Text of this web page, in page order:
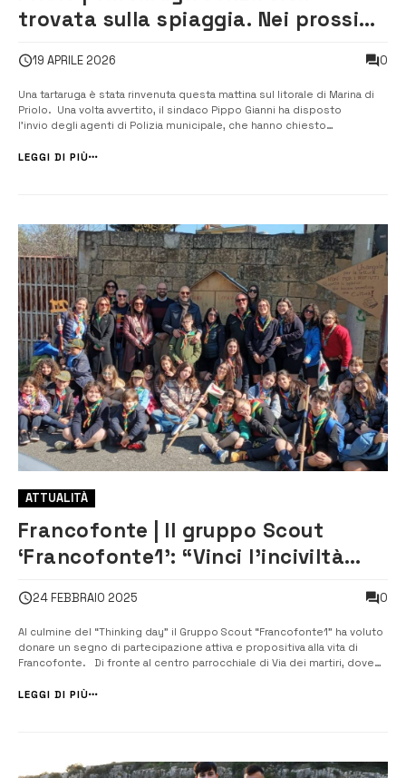
trovata sulla spiaggia. Nei prossimi
19 APRILE 2026 0
Una tartaruga è stata rinvenuta questa mattina sul litorale di Marina di
Priolo. Una volta avvertito, il sindaco Pippo Gianni ha disposto
l’invio degli agenti di Polizia municipale, che hanno chiesto
vita è stato disposto il suo abbattimento. La tartaruga...
LEGGI DI PIÙ
ATTUALITÀ
Francofonte | Il gruppo Scout
‘Francofonte1’: “Vinci l’inciviltà
24 FEBBRAIO 2025 0
Al culmine del “Thinking day” il Gruppo Scout “Francofonte1” ha voluto
donare un segno di partecipazione attiva e propositiva alla vita di
Francofonte. Di fronte al centro parrocchiale di Via dei martiri, dove
lasciata ...
LEGGI DI PIÙ